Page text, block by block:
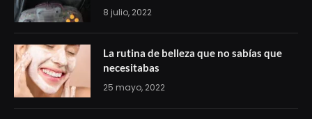
8 julio, 2022
La rutina de belleza que no sabías que
necesitabas
25 mayo, 2022